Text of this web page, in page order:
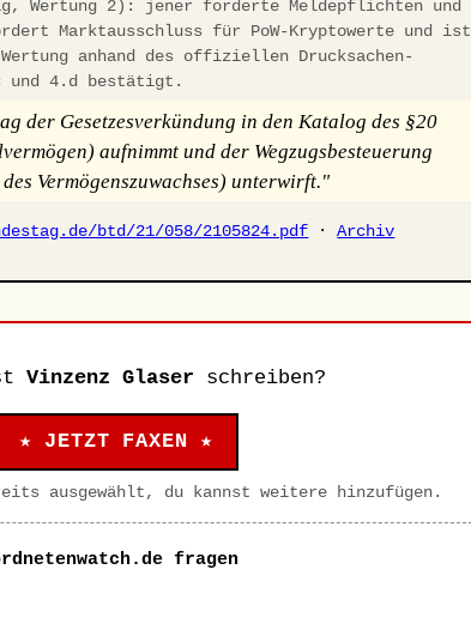
Wertung 2): jener forderte Meldepflichten und
Marktausschluss für PoW-Kryptowerte und ist
anhand des offiziellen Drucksachen-
und 4.d bestätigt.
der Gesetzesverkündung in den Katalog des §20
aufnimmt und der Wegzugsbesteuerung
Vermögenszuwachses) unterwirft."
btd/21/058/2105824.pdf ·Archiv
Vinzenz Glaser schreiben?
★ JETZT FAXEN ★
ausgewählt, du kannst weitere hinzufügen.
fragen